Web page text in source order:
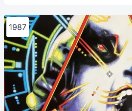
1987